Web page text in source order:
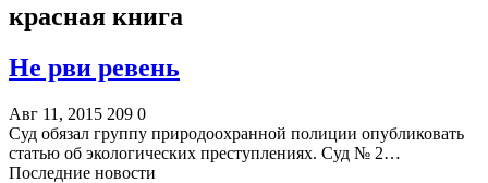
красная книга
Не рви ревень
Авг 11, 2015 209 0
Суд обязал группу природоохранной полиции опубликовать
статью об экологических преступлениях. Суд № 2…
Последние новости